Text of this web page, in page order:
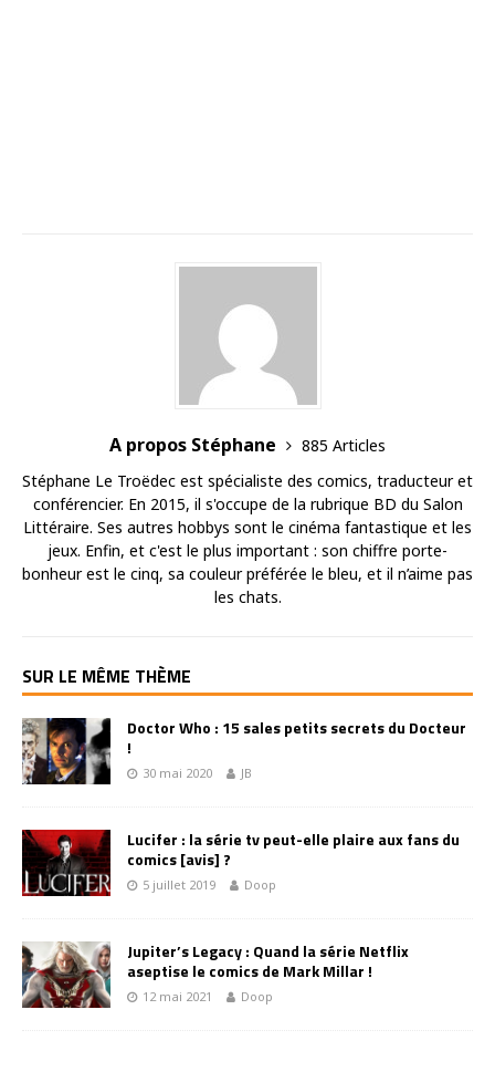
A propos Stéphane
885 Articles
Stéphane Le Troëdec est spécialiste des comics, traducteur et
conférencier. En 2015, il s'occupe de la rubrique BD du Salon
Littéraire. Ses autres hobbys sont le cinéma fantastique et les
jeux. Enfin, et c'est le plus important : son chiffre porte-
bonheur est le cinq, sa couleur préférée le bleu, et il n’aime pas
les chats.
SUR LE MÊME THÈME
Doctor Who : 15 sales petits secrets du Docteur
!
30 mai 2020 JB
Lucifer : la série tv peut-elle plaire aux fans du
comics [avis] ?
5 juillet 2019 Doop
Jupiter’s Legacy : Quand la série Netflix
aseptise le comics de Mark Millar !
12 mai 2021 Doop